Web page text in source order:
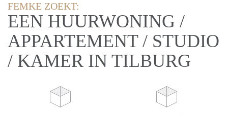
FEMKE ZOEKT:
EEN HUURWONING /
APPARTEMENT / STUDIO
/ KAMER IN TILBURG